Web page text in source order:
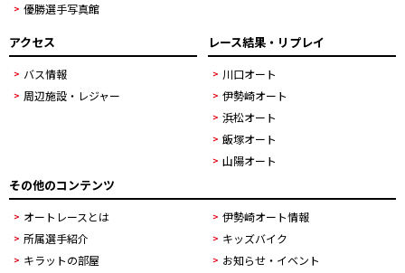
優勝選手写真館
アクセス
バス情報
周辺施設・レジャー
レース結果・リプレイ
川口オート
伊勢崎オート
浜松オート
飯塚オート
山陽オート
その他のコンテンツ
オートレースとは
伊勢崎オート情報
所属選手紹介
キッズバイク
キラットの部屋
お知らせ・イベント